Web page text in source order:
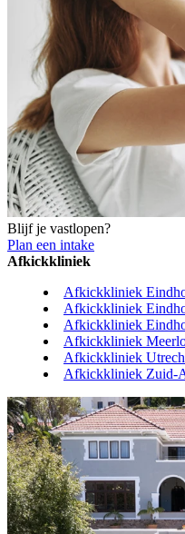
Blijf je vastlopen?
Plan een intake
Afkickkliniek
Afkickkliniek
Afkickkliniek
Afkickkliniek
Afkickkliniek
Afkickkliniek
Afkickkliniek Zuid-